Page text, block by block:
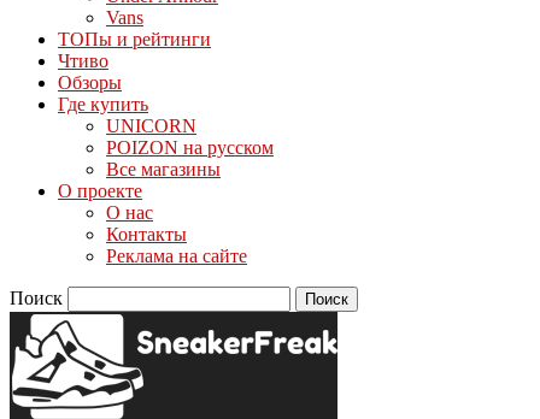
Vans
ТОПы и рейтинги
Чтиво
Обзоры
Где купить
UNICORN
POIZON на русском
Все магазины
О проекте
О нас
Контакты
Реклама на сайте
Поиск